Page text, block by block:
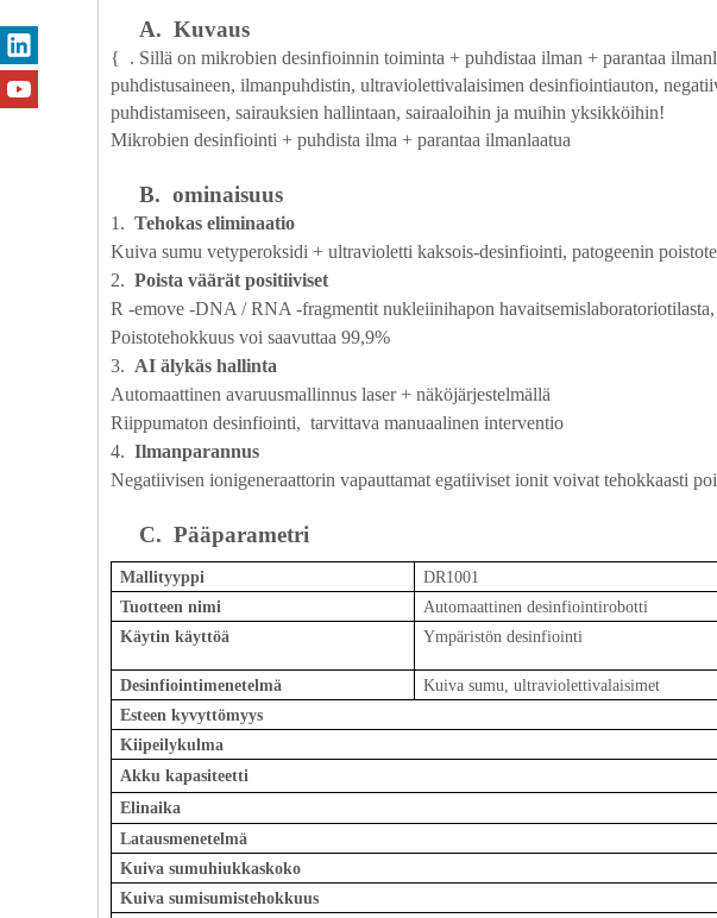
A. Kuvaus
{ . ​Sillä on mikrobien desinfioinnin toiminta + puhdistaa ilman + parantaa
puhdistusaineen, ilmanpuhdistin, ultraviolettivalaisimen desinfiointiauton,
puhdistamiseen, sairauksien hallintaan, sairaaloihin ja muihin yksikköihin!
Mikrobien desinfiointi + puhdista ilma + parantaa ilmanlaatua
B. ominaisuus
1. Tehokas eliminaatio
Kuiva sumu vetyperoksidi + ultravioletti kaksois-desinfiointi, patogeenin
2. Poista väärät positiiviset
R -emove -DNA / RNA -fragmentit nukleiinihapon havaitsemislaboratoriotilasta,
Poistotehokkuus voi saavuttaa 99,9%
3. AI älykäs hallinta
Automaattinen avaruusmallinnus laser + näköjärjestelmällä
Riippumaton desinfiointi, tarvittava manuaalinen interventio
4. Ilmanparannus
Negatiivisen ionigeneraattorin vapauttamat egatiiviset ionit voivat tehokkaasti
C. Pääparametri
Mallityyppi DR1001
Tuotteen nimi
Automaattinen desinfiointirobotti
Käytin käyttöä Ympäristön desinfiointi
Desinfiointimenetelmä
Kuiva sumu, ultraviolettivalaisimet
Esteen kyvyttömyys
Kiipeilykulma
Akku kapasiteetti
Elinaika
Latausmenetelmä
Kuiva sumuhiukkaskoko
Kuiva sumisumistehokkuus